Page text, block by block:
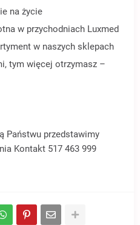
na życie
w przychodniach Luxmed
w naszych sklepach
tym więcej otrzymasz –
Państwu przedstawimy
Kontakt 517 463 999